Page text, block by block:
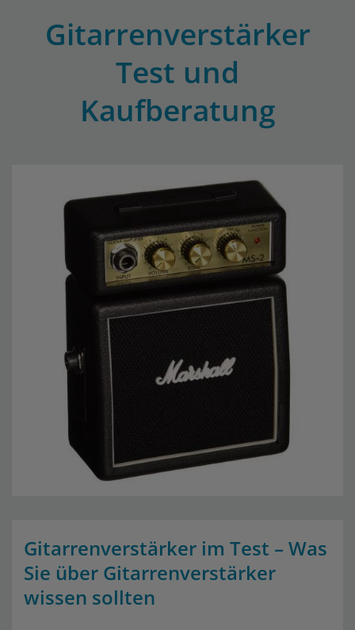
Gitarrenverstärker
Test und
Kaufberatung
Gitarrenverstärker im Test – Was
Sie über Gitarrenverstärker
wissen sollten